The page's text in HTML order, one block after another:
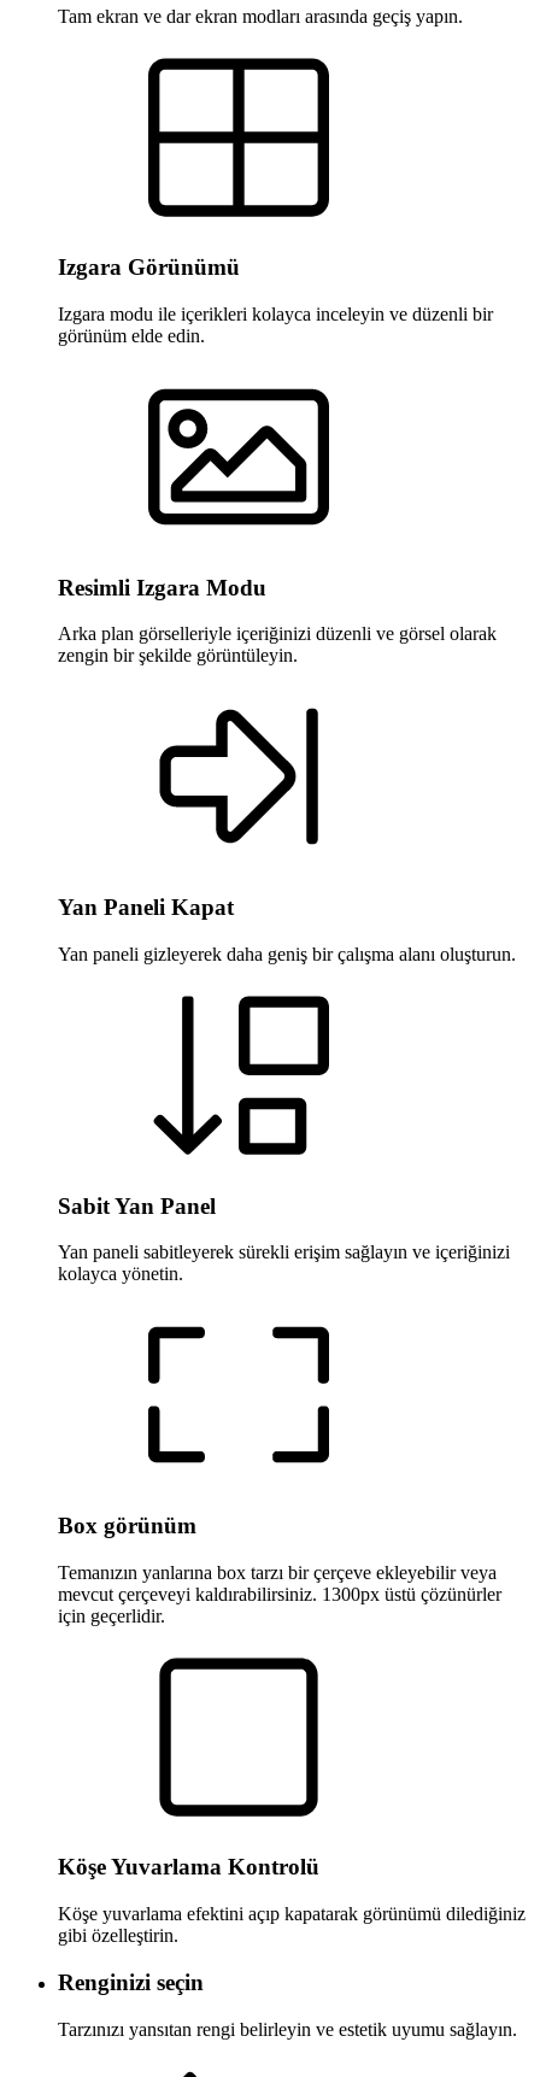
Tam ekran ve dar ekran modları arasında geçiş yapın.
Izgara Görünümü
Izgara modu ile içerikleri kolayca inceleyin ve düzenli bir
görünüm elde edin.
Resimli Izgara Modu
Arka plan görselleriyle içeriğinizi düzenli ve görsel olarak
zengin bir şekilde görüntüleyin.
Yan Paneli Kapat
Yan paneli gizleyerek daha geniş bir çalışma alanı oluşturun.
Sabit Yan Panel
Yan paneli sabitleyerek sürekli erişim sağlayın ve içeriğinizi
kolayca yönetin.
Box görünüm
Temanızın yanlarına box tarzı bir çerçeve ekleyebilir veya
mevcut çerçeveyi kaldırabilirsiniz. 1300px üstü çözünürler
için geçerlidir.
Köşe Yuvarlama Kontrolü
Köşe yuvarlama efektini açıp kapatarak görünümü dilediğiniz
gibi özelleştirin.
Renginizi seçin
Tarzınızı yansıtan rengi belirleyin ve estetik uyumu sağlayın.